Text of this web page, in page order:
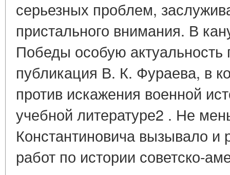
серьезных проблем,
пристального внимания. В
Победы особую актуальность
публикация В. К. Фураева, в
против искажения военной
учебной литературе2 . Не
Константиновича вызывало и
работ по истории советско-